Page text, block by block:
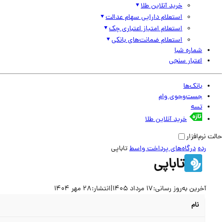
خرید آنلاین طلا
استعلام دارایی سهام عدالت
استعلام امتیاز اعتباری چک
استعلام ضمانت‌های بانکی
شماره شبا
اعتبار سنجی
بانک‌ها
جست‌وجوی وام
تسه
خرید آنلاین طلا
حالت نرم‌افزار
ردهدرگاه‌های پرداخت واسطتاباپی
تاباپی
آخرین به‌روز رسانی:17 مرداد 1405 |انتشار:28 مهر 1404
نام